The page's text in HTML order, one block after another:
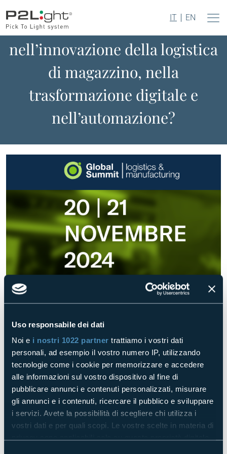
Uso responsabile dei dati
Noi e i nostri 1022 partner trattiamo i vostri dati
personali, ad esempio il vostro numero IP, utilizzando
tecnologie come i cookie per memorizzare e accedere
alle informazioni sul vostro dispositivo al fine di
pubblicare annunci e contenuti personalizzati, misurare
gli annunci e i contenuti, ricercare il pubblico e sviluppare
i servizi. Avete la possibilità di scegliere chi utilizza i
vostri dati e per quali scopi. Le vostre scelte in materia di
IT EN
Perché investire
nell’innovazione della logistica
di magazzino, nella
trasformazione digitale e
nell’automazione?
anticipare i temi e le soluzioni che verranno approfondite
durante l'evento dedicato alla business community della
logistica e produzione: il Global Summit Logistics &
Manufacturing, che si terrà il prossimo 20 e 21 novembre a
Lazise!
Prenota subito il tuo posto,clicca qui!